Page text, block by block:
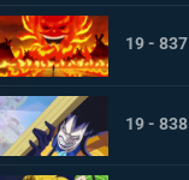
19 - 837
19 - 838